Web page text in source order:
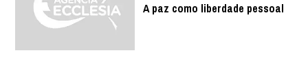
A paz como liberdade pessoal